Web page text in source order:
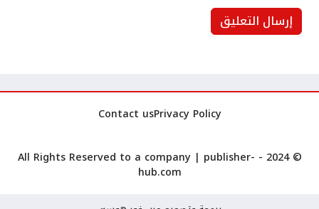
Privacy Policy
Contact us
© 2024 - All Rights Reserved to a company |
publisher-
hub.com